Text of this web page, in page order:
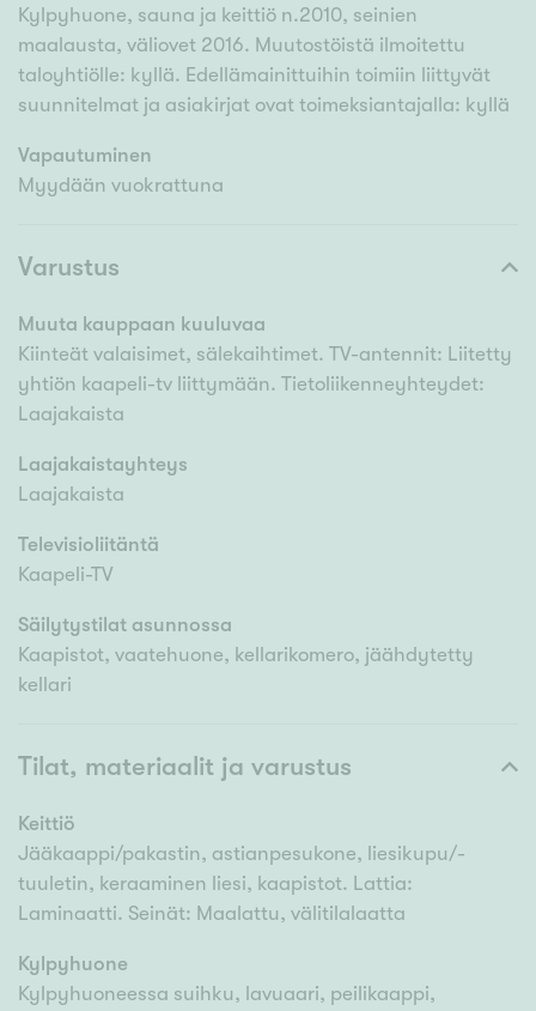
Kylpyhuone, sauna ja keittiö n.2010, seinien
maalausta, väliovet 2016. Muutostöistä ilmoitettu
taloyhtiölle: kyllä. Edellämainittuihin toimiin liittyvät
suunnitelmat ja asiakirjat ovat toimeksiantajalla: kyllä
Vapautuminen
Myydään vuokrattuna
Varustus
Muuta kauppaan kuuluvaa
Kiinteät valaisimet, sälekaihtimet. TV-antennit: Liitetty
yhtiön kaapeli-tv liittymään. Tietoliikenneyhteydet:
Laajakaista
Laajakaistayhteys
Laajakaista
Televisioliitäntä
Kaapeli-TV
Säilytystilat asunnossa
Kaapistot, vaatehuone, kellarikomero, jäähdytetty
kellari
Tilat, materiaalit ja varustus
Keittiö
Jääkaappi/pakastin, astianpesukone, liesikupu/-
tuuletin, keraaminen liesi, kaapistot. Lattia:
Laminaatti. Seinät: Maalattu, välitilalaatta
Kylpyhuone
Kylpyhuoneessa suihku, lavuaari, peilikaappi,